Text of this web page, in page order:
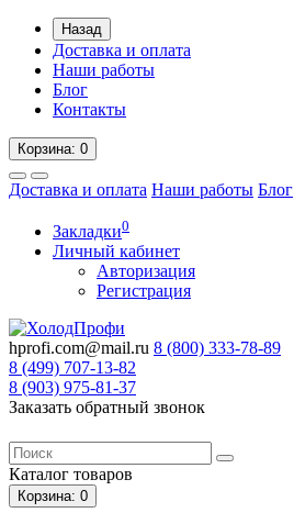
Назад
Доставка и оплата
Наши работы
Блог
Контакты
Корзина: 0
Доставка и оплата Наши работы Блог
Закладки0
Личный кабинет
Авторизация
Регистрация
hprofi.com@mail.ru 8 (800) 333-78-89
8 (499) 707-13-82
8 (903) 975-81-37
Заказать обратный звонок
Каталог товаров
Корзина: 0